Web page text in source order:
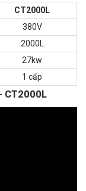
CT2000L
380V
2000L
27kw
1 cấp
CT2000L